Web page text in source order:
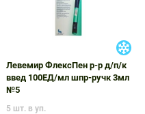
Левемир ФлексПен р-р д/п/к
введ 100ЕД/мл шпр-ручк 3мл
№5
5 шт. в уп.